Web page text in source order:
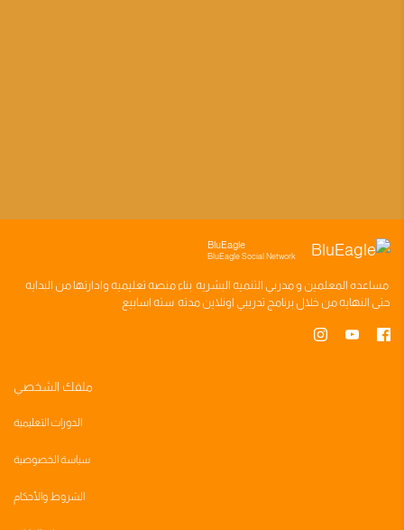
BluEagle
BluEagle Social Network
مساعده المعلمين ومدربي التنميه البشريه بناءمنصه تعليميه وادارتها من البدايه
حتى النهايه من خلال برنامج تدريبي اونلاين مدته سته اسابيع
ملفك الشخصي
الدورات التعليمية
سياسة الخصوصية
الشروط والأحكام